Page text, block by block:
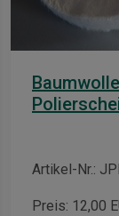
Artikel-Nr.:
Preis: 12,00